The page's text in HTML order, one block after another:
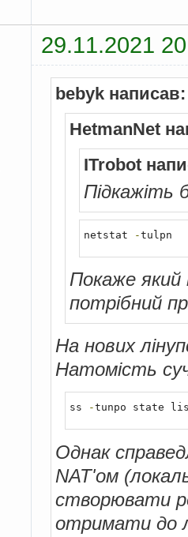
29.11.2021
bebyk написав:
HetmanNet
ITrobot
Підкажіть
netstat -tulpn
Покаже
потрібний
На нових
Натомість
ss -tunpo state
Однак
NAT'ом
створювати
отримати до